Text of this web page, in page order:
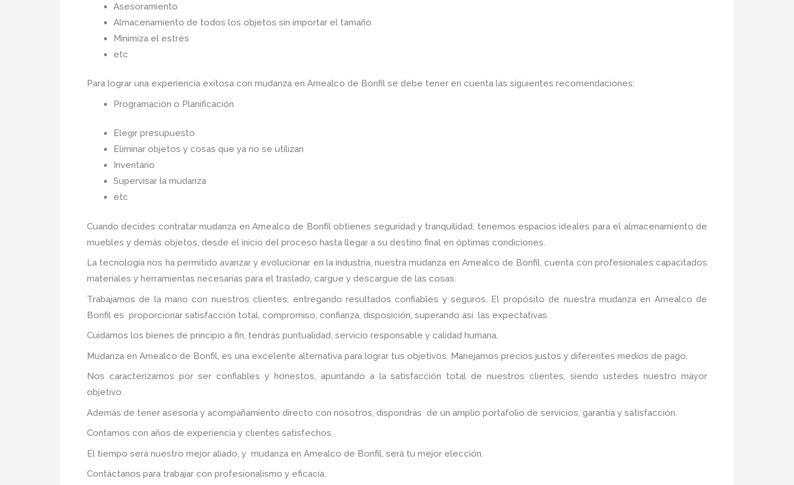
Asesoramiento
Almacenamiento de todos los objetos sin importar el tamaño
Minimiza el estrés
etc
Para lograr una experiencia exitosa con mudanza en Amealco de Bonfil se debe tener en cuenta las siguientes recomendaciones:
Programación o Planificación
Elegir presupuesto
Eliminar objetos y cosas que ya no se utilizan
Inventario
Supervisar la mudanza
etc
Cuando decides contratar mudanza en Amealco de Bonfil obtienes seguridad y tranquilidad, tenemos espacios ideales para el almacenamiento de
muebles y demás objetos, desde el inicio del proceso hasta llegar a su destino final en óptimas condiciones.
La tecnología nos ha permitido avanzar y evolucionar en la industria, nuestra mudanza en Amealco de Bonfil, cuenta con profesionales capacitados
materiales y herramientas necesarias para el traslado, cargue y descargue de las cosas.
Trabajamos de la mano con nuestros clientes, entregando resultados confiables y seguros. El propósito de nuestra mudanza en Amealco de
Bonfil es proporcionar satisfacción total, compromiso, confianza, disposición, superando así las expectativas.
Cuidamos los bienes de principio a fin, tendrás puntualidad, servicio responsable y calidad humana.
Mudanza en Amealco de Bonfil, es una excelente alternativa para lograr tus objetivos. Manejamos precios justos y diferentes medios de pago.
Nos caracterizamos por ser confiables y honestos, apuntando a la satisfacción total de nuestros clientes, siendo ustedes nuestro mayor
objetivo.
Además de tener asesoría y acompañamiento directo con nosotros, dispondrás de un amplio portafolio de servicios, garantía y satisfacción.
Contamos con años de experiencia y clientes satisfechos.
El tiempo será nuestro mejor aliado, y mudanza en Amealco de Bonfil , será tu mejor elección.
Contáctanos para trabajar con profesionalismo y eficacia.